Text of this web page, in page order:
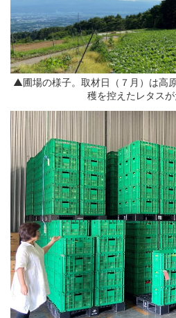
▲圃場の様子。取材日（７月）は高
穫を控えたレタスが